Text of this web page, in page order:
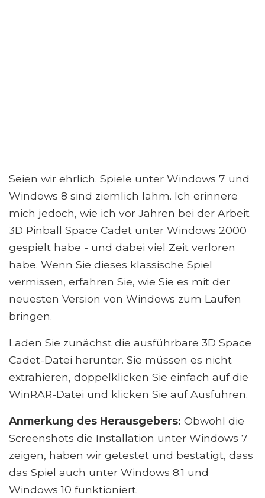
Seien wir ehrlich. Spiele unter Windows 7 und
Windows 8 sind ziemlich lahm. Ich erinnere
mich jedoch, wie ich vor Jahren bei der Arbeit
3D Pinball Space Cadet unter Windows 2000
gespielt habe - und dabei viel Zeit verloren
habe. Wenn Sie dieses klassische Spiel
vermissen, erfahren Sie, wie Sie es mit der
neuesten Version von Windows zum Laufen
bringen.
Laden Sie zunächst die ausführbare 3D Space
Cadet-Datei herunter. Sie müssen es nicht
extrahieren, doppelklicken Sie einfach auf die
WinRAR-Datei und klicken Sie auf Ausführen.
Anmerkung des Herausgebers: Obwohl die
Screenshots die Installation unter Windows 7
zeigen, haben wir getestet und bestätigt, dass
das Spiel auch unter Windows 8.1 und
Windows 10 funktioniert.